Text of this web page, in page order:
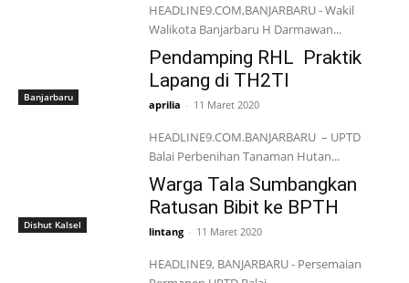
HEADLINE9.COM,BANJARBARU - Wakil
Walikota Banjarbaru H Darmawan...
Banjarbaru
Pendamping RHL Praktik
Lapang di TH2TI
aprilia - 11 Maret 2020
HEADLINE9.COM.BANJARBARU – UPTD
Balai Perbenihan Tanaman Hutan...
Dishut Kalsel
Warga Tala Sumbangkan
Ratusan Bibit ke BPTH
lintang - 11 Maret 2020
HEADLINE9, BANJARBARU - Persemaian